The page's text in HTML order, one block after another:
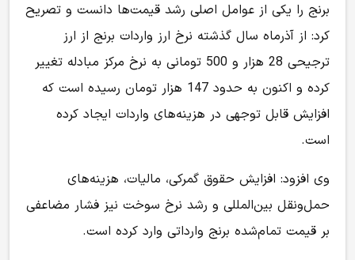
برنج را یکی از عوامل اصلی رشد قیمت‌ها دانست و تصریح
کرد: از آذرماه سال گذشته نرخ ارز واردات برنج از ارز
ترجیحی 28 هزار و 500 تومانی به نرخ مرکز مبادله تغییر
کرده و اکنون به حدود 147 هزار تومان رسیده است که
افزایش قابل توجهی در هزینه‌های واردات ایجاد کرده
است.
وی افزود: افزایش حقوق گمرکی، مالیات، هزینه‌های
حمل‌ونقل بین‌المللی و رشد نرخ سوخت نیز فشار مضاعفی
بر قیمت تمام‌شده برنج وارداتی وارد کرده است.